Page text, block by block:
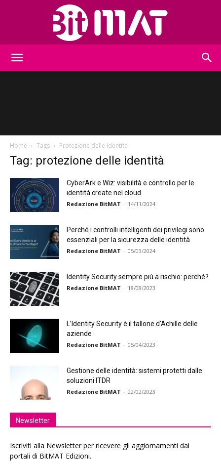
Home Tags Protezione delle identità
Tag: protezione delle identità
CyberArk e Wiz: visibilità e controllo per le
identità create nel cloud
Redazione BitMAT - 14/11/2024
Perché i controlli intelligenti dei privilegi sono
essenziali per la sicurezza delle identità
Redazione BitMAT - 05/03/2024
Identity Security sempre più a rischio: perché?
Redazione BitMAT - 18/08/2023
L’Identity Security è il tallone d’Achille delle
aziende
Redazione BitMAT - 05/04/2023
Gestione delle identità: sistemi protetti dalle
soluzioni ITDR
Redazione BitMAT - 22/02/2023
Newsletter
Iscriviti alla Newsletter per ricevere gli aggiornamenti dai
portali di BitMAT Edizioni.